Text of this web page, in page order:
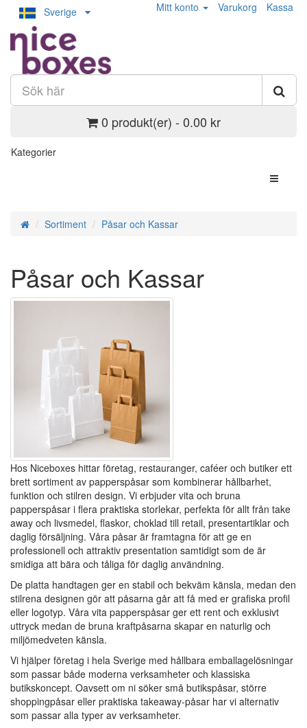
Sverige Mitt konto Varukorg Kassa
0 produkt(er) - 0.00 kr
Kategorier
Sortiment Påsar och Kassar
Påsar och Kassar
Hos Niceboxes hittar företag, restauranger, caféer och butiker ett
brett sortiment av papperspåsar som kombinerar hållbarhet,
funktion och stilren design. Vi erbjuder vita och bruna
papperspåsar i flera praktiska storlekar, perfekta för allt från take
away och livsmedel, flaskor, choklad till retail, presentartiklar och
daglig försäljning. Våra påsar är framtagna för att ge en
professionell och attraktiv presentation samtidigt som de är
smidiga att bära och tåliga för daglig användning.
De platta handtagen ger en stabil och bekväm känsla, medan den
stilrena designen gör att påsarna går att få med er grafiska profil
eller logotyp. Våra vita papperspåsar ger ett rent och exklusivt
uttryck medan de bruna kraftpåsarna skapar en naturlig och
miljömedveten känsla.
Vi hjälper företag i hela Sverige med hållbara emballagelösningar
som passar både moderna verksamheter och klassiska
butikskoncept. Oavsett om ni söker små butikspåsar, större
shoppingpåsar eller praktiska takeaway-påsar har vi alternativ
som passar alla typer av verksamheter.